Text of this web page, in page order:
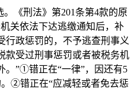
《刑法》第201条第4款的原
关依法下达逃缴通知后，补
行政惩罚的，不予逃查刑事义
款受过刑事惩罚或者被税务机
。”①错正在“一律”，因还有5
②错正在“应减轻或者免去惩